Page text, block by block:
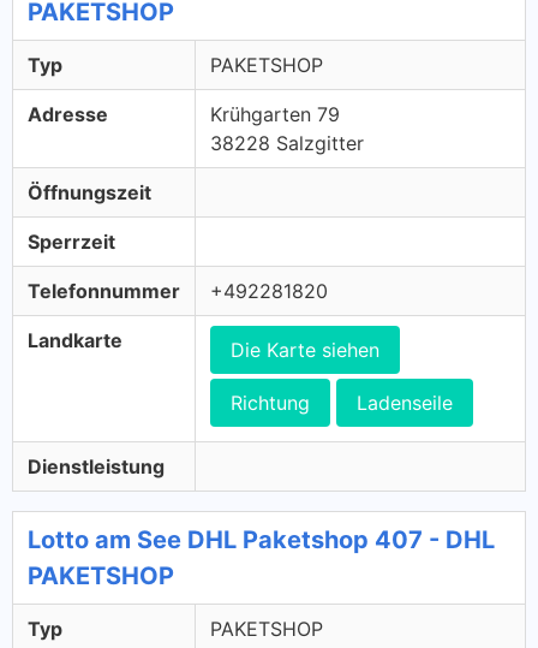
PAKETSHOP
Typ PAKETSHOP
Adresse
Krühgarten 79
38228 Salzgitter
Öffnungszeit
Sperrzeit
Telefonnummer +492281820
Landkarte Die Karte siehen
Richtung Ladenseile
Dienstleistung
Lotto am See DHL Paketshop 407 - DHL
PAKETSHOP
Typ PAKETSHOP